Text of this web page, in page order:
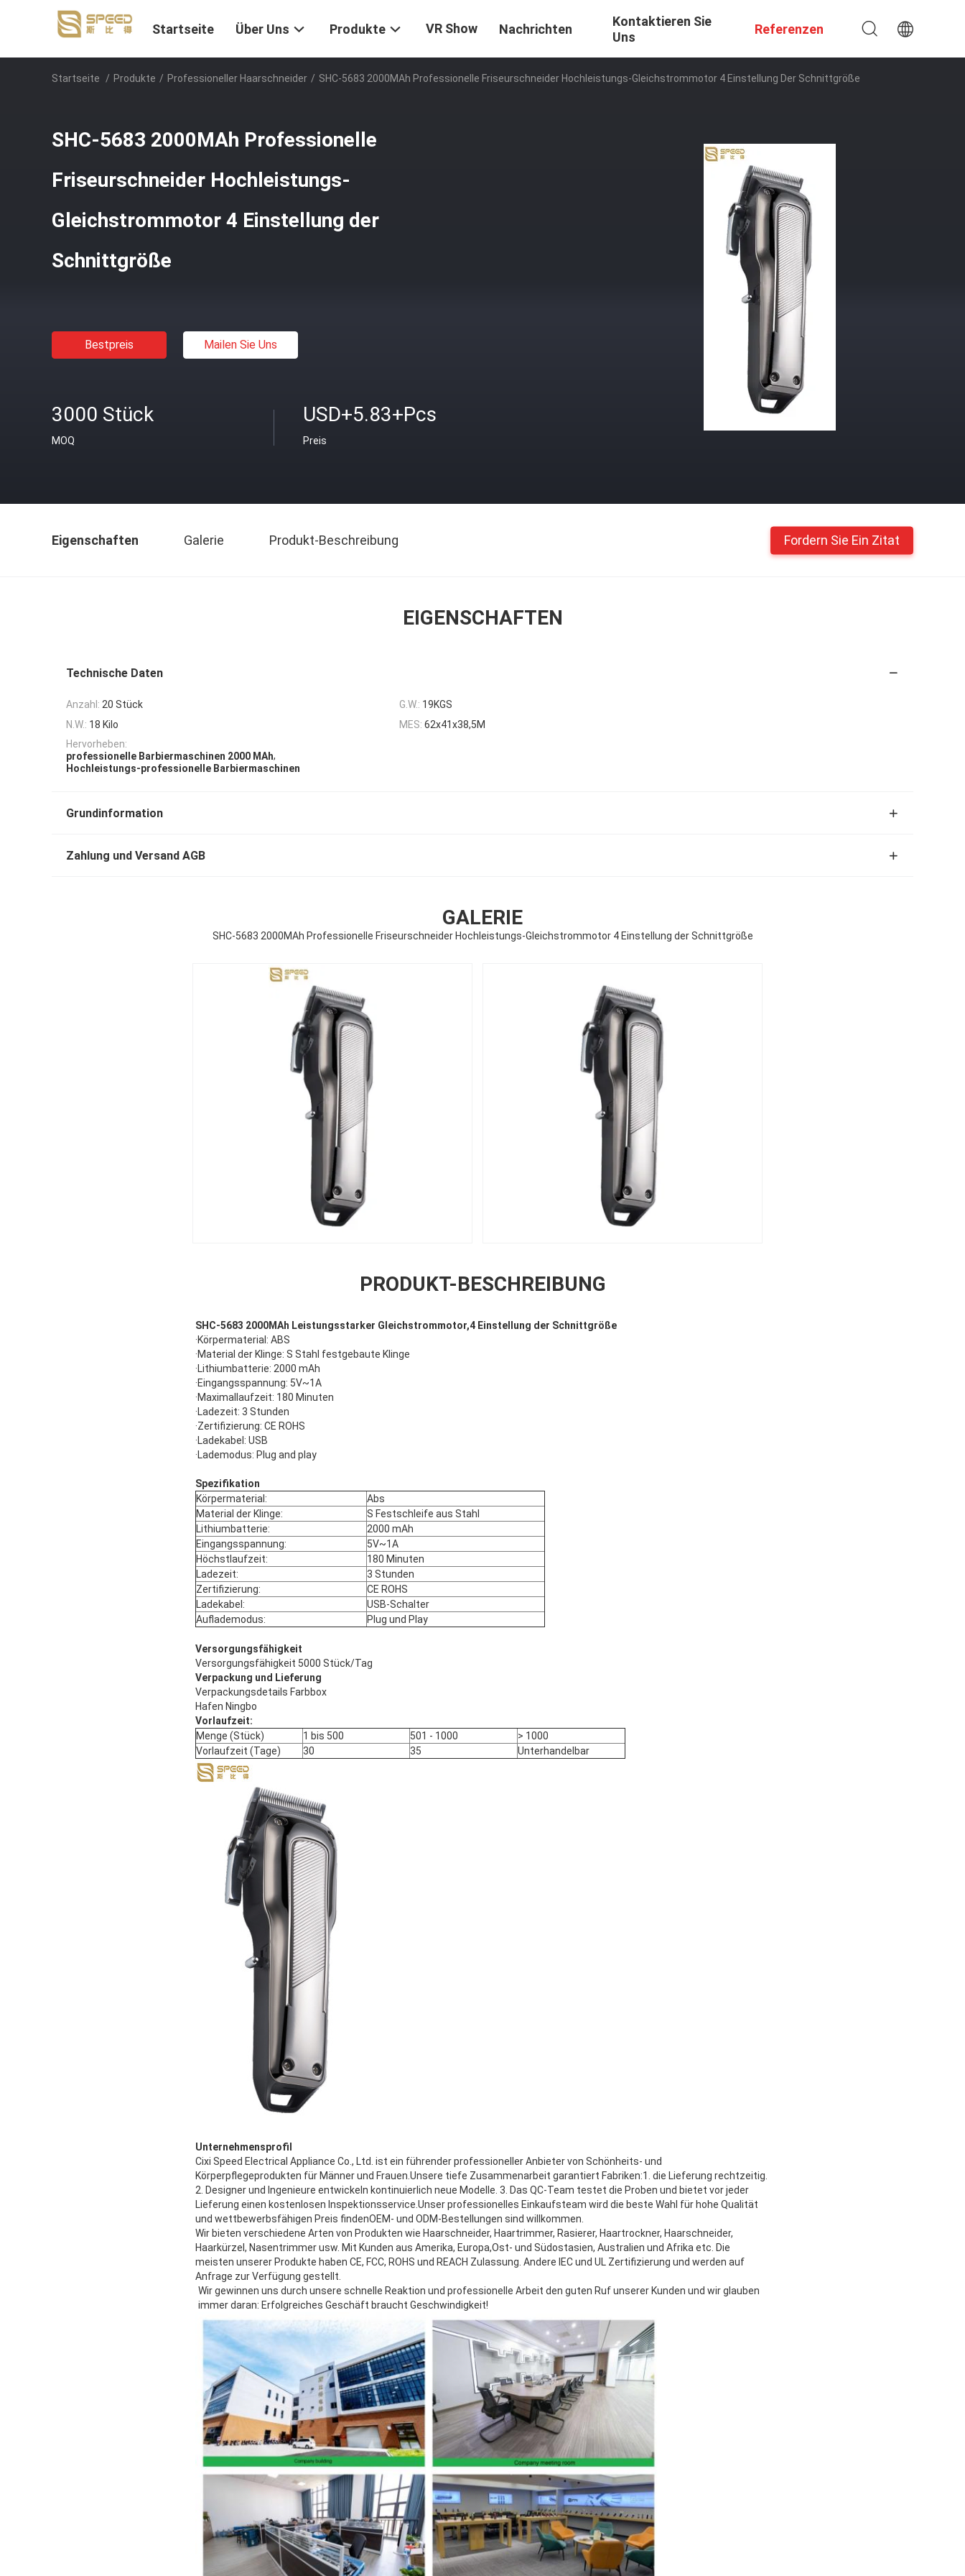
Startseite Über Uns Produkte VR Show Nachrichten
Kontaktieren Sie
Uns
Referenzen
Startseite / Produkte / Professioneller Haarschneider / SHC-5683 2000MAh Professionelle Friseurschneider Hochleistungs-Gleichstrommotor 4 Einstellung Der Schnittgröße
SHC-5683 2000MAh Professionelle
Friseurschneider Hochleistungs-
Gleichstrommotor 4 Einstellung der
Schnittgröße
Bestpreis Mailen Sie Uns
3000 Stück
MOQ
USD+5.83+Pcs
Preis
Eigenschaften Galerie Produkt-Beschreibung Fordern Sie Ein Zitat
EIGENSCHAFTEN
Technische Daten
Anzahl: 20 Stück G.W.: 19KGS
N.W.: 18 Kilo MES: 62x41x38,5M
Hervorheben:
professionelle Barbiermaschinen 2000 MAh,
Hochleistungs-professionelle Barbiermaschinen
Grundinformation
Zahlung und Versand AGB
GALERIE
SHC-5683 2000MAh Professionelle Friseurschneider Hochleistungs-Gleichstrommotor 4 Einstellung der Schnittgröße
PRODUKT-BESCHREIBUNG
SHC-5683 2000MAh Leistungsstarker Gleichstrommotor,4 Einstellung der Schnittgröße
·Körpermaterial: ABS
·Material der Klinge: S Stahl festgebaute Klinge
·Lithiumbatterie: 2000 mAh
·Eingangsspannung: 5V~1A
·Maximallaufzeit: 180 Minuten
·Ladezeit: 3 Stunden
·Zertifizierung: CE ROHS
·Ladekabel: USB
·Lademodus: Plug and play
Spezifikation
Körpermaterial:
Abs
Material der Klinge:
S Festschleife aus Stahl
Lithiumbatterie:
2000 mAh
Eingangsspannung:
5V~1A
Höchstlaufzeit:
180 Minuten
Ladezeit:
3 Stunden
Zertifizierung:
CE ROHS
Ladekabel:
USB-Schalter
Auflademodus:
Plug und Play
Versorgungsfähigkeit
Versorgungsfähigkeit 5000 Stück/Tag
Verpackung und Lieferung
Verpackungsdetails Farbbox
Hafen Ningbo
Vorlaufzeit:
Menge (Stück)
1 bis 500 501 - 1000
> 1000
Vorlaufzeit (Tage)
30 35 Unterhandelbar
Unternehmensprofil
Cixi Speed Electrical Appliance Co., Ltd. ist ein führender professioneller Anbieter von Schönheits- und
Körperpflegeprodukten für Männer und Frauen.Unsere tiefe Zusammenarbeit garantiert Fabriken:1. die Lieferung rechtzeitig.
2. Designer und Ingenieure entwickeln kontinuierlich neue Modelle. 3. Das QC-Team testet die Proben und bietet vor jeder
Lieferung einen kostenlosen Inspektionsservice.Unser professionelles Einkaufsteam wird die beste Wahl für hohe Qualität
und wettbewerbsfähigen Preis findenOEM- und ODM-Bestellungen sind willkommen.
Wir bieten verschiedene Arten von Produkten wie Haarschneider, Haartrimmer, Rasierer, Haartrockner, Haarschneider,
Haarkürzel, Nasentrimmer usw. Mit Kunden aus Amerika, Europa,Ost- und Südostasien, Australien und Afrika etc. Die
meisten unserer Produkte haben CE, FCC, ROHS und REACH Zulassung. Andere IEC und UL Zertifizierung und werden auf
Anfrage zur Verfügung gestellt.
Wir gewinnen uns durch unsere schnelle Reaktion und professionelle Arbeit den guten Ruf unserer Kunden und wir glauben
immer daran: Erfolgreiches Geschäft braucht Geschwindigkeit!